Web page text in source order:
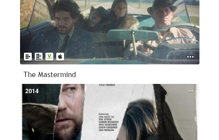
The Mastermind
--
2014